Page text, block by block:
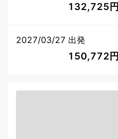
132,725円
2027/03/27 出発
150,772円